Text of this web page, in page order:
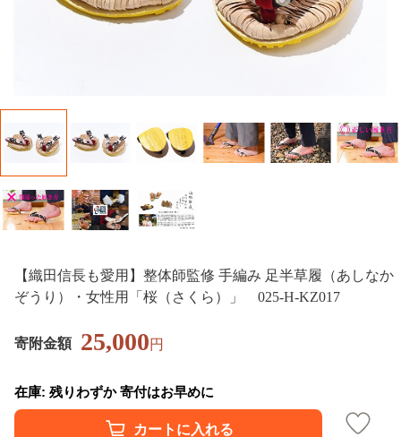
【織田信長も愛用】整体師監修 手編み 足半草履（あしなか
ぞうり）・女性用「桜（さくら）」 025-H-KZ017
寄附金額 25,000円
在庫: 残りわずか 寄付はお早めに